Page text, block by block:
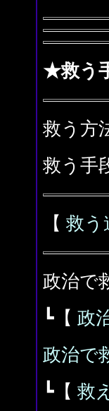
★救う
救う方
救う手
【 救う
政治で
┗【 政
政治で
┗【 救